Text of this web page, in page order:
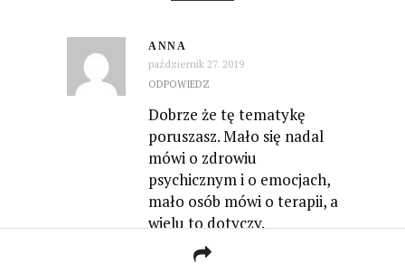
ANNA
październik 27. 2019
ODPOWIEDZ
Dobrze że tę tematykę
poruszasz. Mało się nadal
mówi o zdrowiu
psychicznym i o emocjach,
mało osób mówi o terapii, a
wielu to dotyczy.
Pozdrawiam